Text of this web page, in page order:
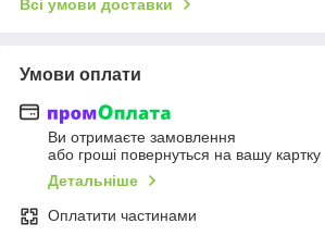
Всі умови доставки
Умови оплати
Ви отримаєте замовлення
або гроші повернуться на вашу картку
Детальніше
Оплатити частинами